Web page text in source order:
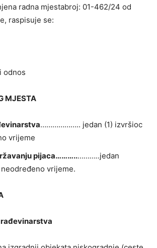
radna mjestabroj: 01-462/24 od
raspisuje se:
odnos
MJESTA
……………….. jedan (1) izvršioc
vrijeme
pijaca………..………..jedan
vrijeme.